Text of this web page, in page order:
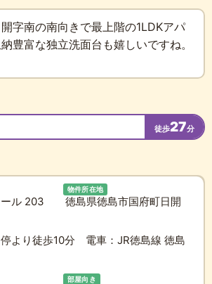
字南の南向きで最上階の1LDKアパ
豊富な独立洗面台も嬉しいですね。
徒歩27分
ル 203
物件所在地
徳島県徳島市国府町日開
より徒歩10分 電車：JR徳島線 徳島
部屋向き